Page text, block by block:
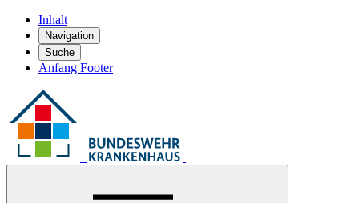
Inhalt
Navigation
Suche
Anfang Footer